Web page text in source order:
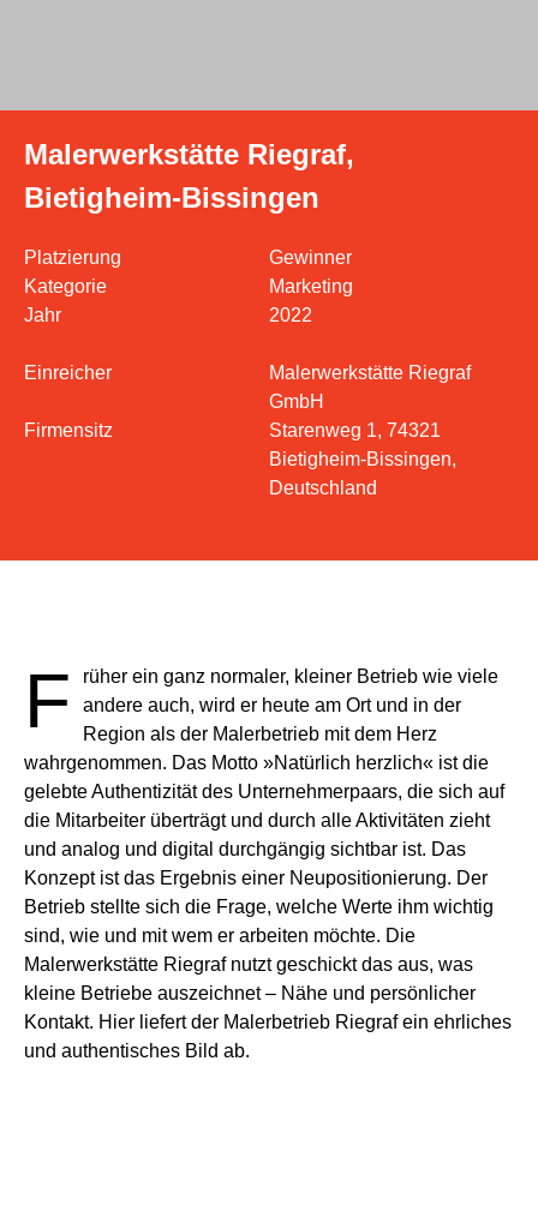
Malerwerkstätte Riegraf,
Bietigheim-Bissingen
Platzierung
Gewinner
Kategorie
Marketing
Jahr
2022
Einreicher
Malerwerkstätte Riegraf
GmbH
Firmensitz
Starenweg 1, 74321
Bietigheim-Bissingen,
Deutschland
F
rüher ein ganz normaler, kleiner Betrieb wie viele
andere auch, wird er heute am Ort und in der
Region als der Malerbetrieb mit dem Herz
wahrgenommen. Das Motto »Natürlich herzlich« ist die
gelebte Authentizität des Unternehmerpaars, die sich auf
die Mitarbeiter überträgt und durch alle Aktivitäten zieht
und analog und digital durchgängig sichtbar ist. Das
Konzept ist das Ergebnis einer Neupositionierung. Der
Betrieb stellte sich die Frage, welche Werte ihm wichtig
sind, wie und mit wem er arbeiten möchte. Die
Malerwerkstätte Riegraf nutzt geschickt das aus, was
kleine Betriebe auszeichnet – Nähe und persönlicher
Kontakt. Hier liefert der Malerbetrieb Riegraf ein ehrliches
und authentisches Bild ab.